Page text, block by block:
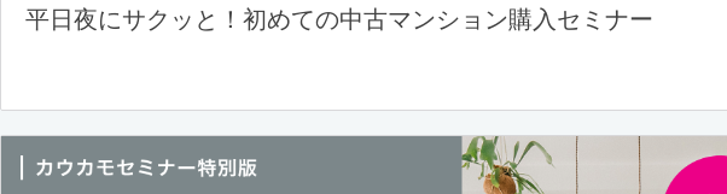
平日夜にサクッと！初めての中古マンション購入セミナー